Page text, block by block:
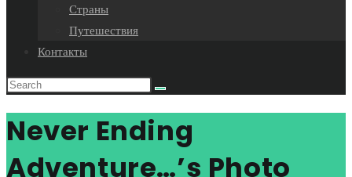
Страны
Путешествия
Контакты
Never Ending
Adventure…’s Photo